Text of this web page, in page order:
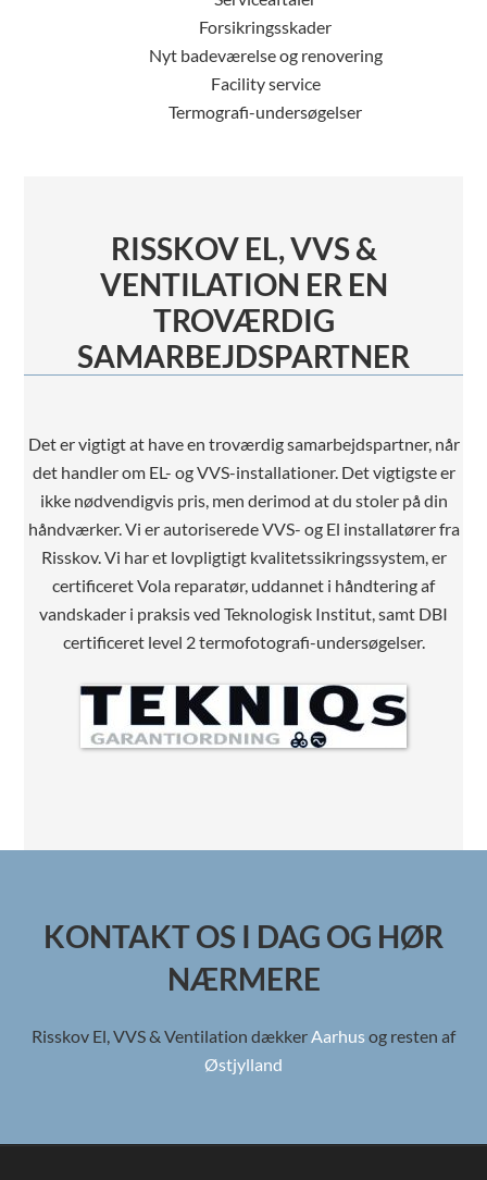
Forsikringsskader
Nyt badeværelse og renovering
Facility service
Termografi-undersøgelser
RISSKOV EL, VVS &
VENTILATION ER EN
TROVÆRDIG
SAMARBEJDSPARTNER
Det er vigtigt at have en troværdig samarbejdspartner, når
det handler om EL- og VVS-installationer. Det vigtigste er
ikke nødvendigvis pris, men derimod at du stoler på din
håndværker. Vi er autoriserede VVS- og El installatører fra
Risskov. Vi har et lovpligtigt kvalitetssikringssystem, er
certificeret Vola reparatør, uddannet i håndtering af
vandskader i praksis ved Teknologisk Institut, samt DBI
certificeret level 2 termofotografi-undersøgelser.
KONTAKT OS I DAG OG HØR
NÆRMERE
Risskov El, VVS & Ventilation dækkerAarhusog resten af
Østjylland